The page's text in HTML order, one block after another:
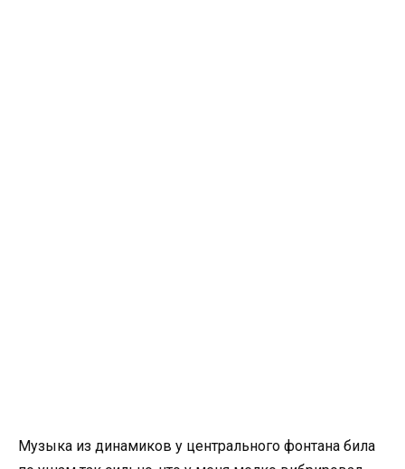
Музыка из динамиков у центрального фонтана била